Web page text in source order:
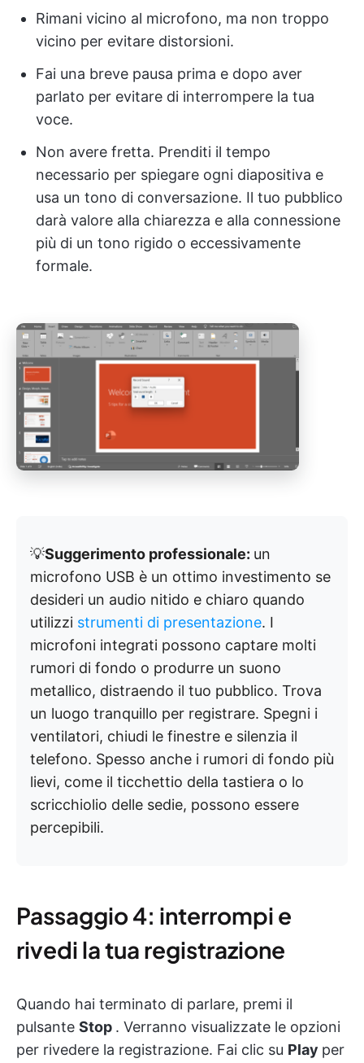
Rimani vicino al microfono, ma non troppo
vicino per evitare distorsioni.
Fai una breve pausa prima e dopo aver
parlato per evitare di interrompere la tua
voce.
Non avere fretta. Prenditi il tempo
necessario per spiegare ogni diapositiva e
usa un tono di conversazione. Il tuo pubblico
darà valore alla chiarezza e alla connessione
più di un tono rigido o eccessivamente
formale.
💡Suggerimento professionale: un
microfono USB è un ottimo investimento se
desideri un audio nitido e chiaro quando
utilizzi strumenti di presentazione. I
microfoni integrati possono captare molti
rumori di fondo o produrre un suono
metallico, distraendo il tuo pubblico. Trova
un luogo tranquillo per registrare. Spegni i
ventilatori, chiudi le finestre e silenzia il
telefono. Spesso anche i rumori di fondo più
lievi, come il ticchettio della tastiera o lo
scricchiolio delle sedie, possono essere
percepibili.
Passaggio 4: interrompi e
rivedi la tua registrazione
Quando hai terminato di parlare, premi il
pulsante Stop . Verranno visualizzate le opzioni
per rivedere la registrazione. Fai clic su Play per